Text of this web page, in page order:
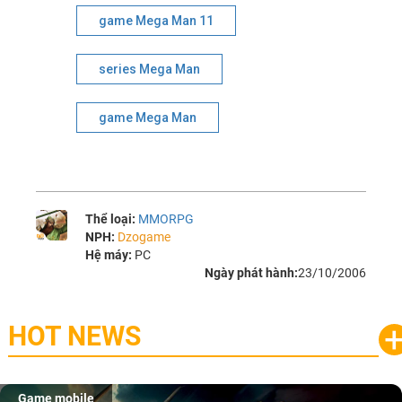
game Mega Man 11
series Mega Man
game Mega Man
Thể loại: MMORPG
NPH: Dzogame
Hệ máy: PC
Ngày phát hành:23/10/2006
HOT NEWS
Game mobile